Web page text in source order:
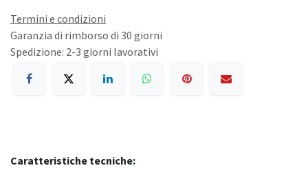
Termini e condizioni
Garanzia di rimborso di 30 giorni
Spedizione: 2-3 giorni lavorativi
Caratteristiche tecniche: